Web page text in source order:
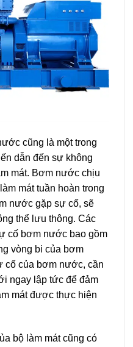
cũng là một trong
dẫn đến sự không
mát. Bơm nước chịu
mát tuần hoàn trong
nước gặp sự cố, sẽ
thể lưu thông. Các
cố bơm nước bao gồm
vòng bi của bơm
cố của bơm nước, cần
ngay lập tức để đảm
mát được thực hiện
bộ làm mát cũng có